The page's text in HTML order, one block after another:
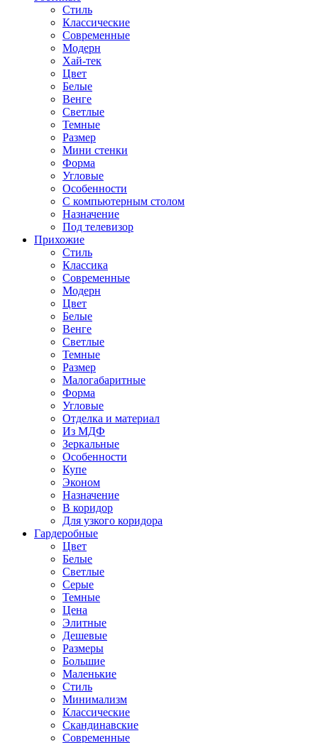
Стиль
Классические
Современные
Модерн
Хай-тек
Цвет
Белые
Венге
Светлые
Темные
Размер
Мини стенки
Форма
Угловые
Особенности
С компьютерным столом
Назначение
Под телевизор
Прихожие
Стиль
Классика
Современные
Модерн
Цвет
Белые
Венге
Светлые
Темные
Размер
Малогабаритные
Форма
Угловые
Отделка и материал
Из МДФ
Зеркальные
Особенности
Купе
Эконом
Назначение
В коридор
Для узкого коридора
Гардеробные
Цвет
Белые
Светлые
Серые
Темные
Цена
Элитные
Дешевые
Размеры
Большие
Маленькие
Стиль
Минимализм
Классические
Скандинавские
Современные